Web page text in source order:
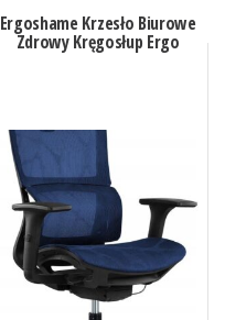
Ergoshame Krzesło Biurowe
Zdrowy Kręgosłup Ergo